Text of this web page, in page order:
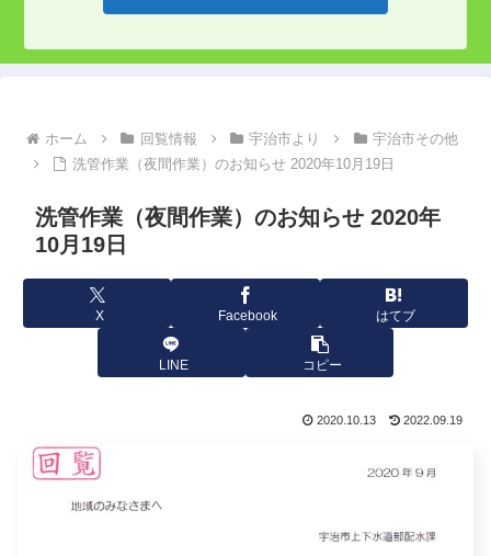
ホーム 回覧情報 宇治市より
宇治市その他
洗管作業（夜間作業）のお知らせ 2020年10月19日
洗管作業（夜間作業）のお知らせ 2020年
10月19日
X Facebook はてブ
LINE コピー
2020.10.13 2022.09.19